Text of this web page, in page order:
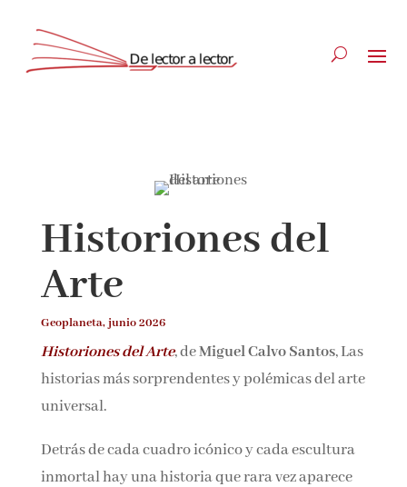
Historiones del
Arte
Geoplaneta, junio 2026
Historiones del Arte, deMiguel Calvo Santos,
Las historias más sorprendentes y polémicas
del arte universal.
Detrás de cada cuadro icónico y cada escultura
inmortal hay una historia que rara vez aparece
¡Suscríbete y No Te Pierdas
Nada!
Únete a nuestra comunidad de amantes de la
reseñas directamente en tu bandeja de entrada.